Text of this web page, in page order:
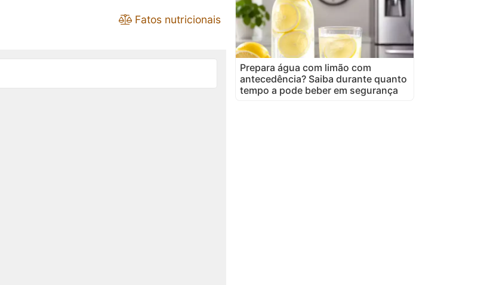
Fatos nutricionais
Prepara água com limão com
antecedência? Saiba durante quanto
tempo a pode beber em segurança